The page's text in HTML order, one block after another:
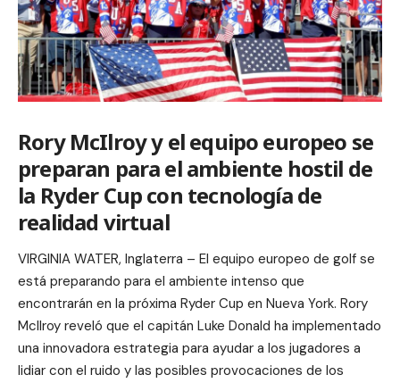
Rory McIlroy y el equipo europeo se
preparan para el ambiente hostil de
la Ryder Cup con tecnología de
realidad virtual
VIRGINIA WATER, Inglaterra – El equipo europeo de golf se
está preparando para el ambiente intenso que
encontrarán en la próxima Ryder Cup en Nueva York. Rory
McIlroy reveló que el capitán Luke Donald ha implementado
una innovadora estrategia para ayudar a los jugadores a
lidiar con el ruido y las posibles provocaciones de los